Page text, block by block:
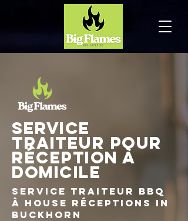
Service
traiteur pour
réception à
domicile
Service traiteur BBQ
à House Réceptions in
Buckhorn